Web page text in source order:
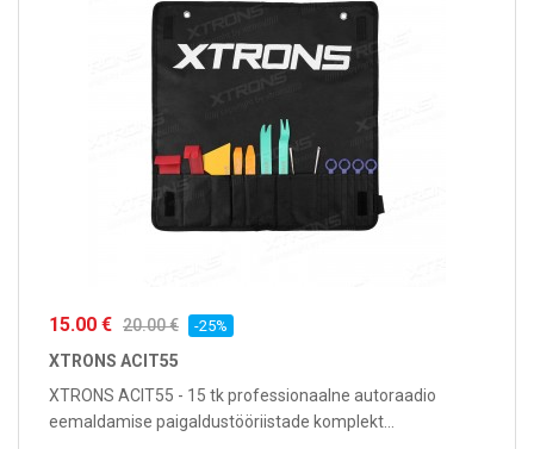
15.00 € 20.00 € -25%
XTRONS ACIT55
XTRONS ACIT55 - 15 tk professionaalne autoraadio
eemaldamise paigaldustööriistade komplekt...